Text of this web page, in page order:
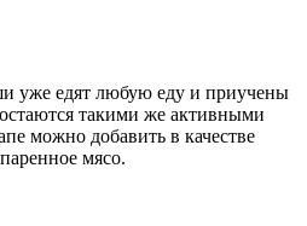
уже едят любую еду и приучены
такими же активными
можно добавить в качестве
мясо.